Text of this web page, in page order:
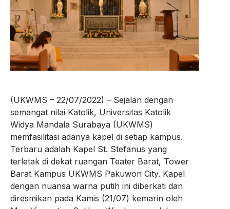
(UKWMS – 22/07/2022) – Sejalan dengan
semangat nilai Katolik, Universitas Katolik
Widya Mandala Surabaya (UKWMS)
memfasilitasi adanya kapel di setiap kampus.
Terbaru adalah Kapel St. Stefanus yang
terletak di dekat ruangan Teater Barat, Tower
Barat Kampus UKWMS Pakuwon City. Kapel
dengan nuansa warna putih ini diberkati dan
diresmikan pada Kamis (21/07) kemarin oleh